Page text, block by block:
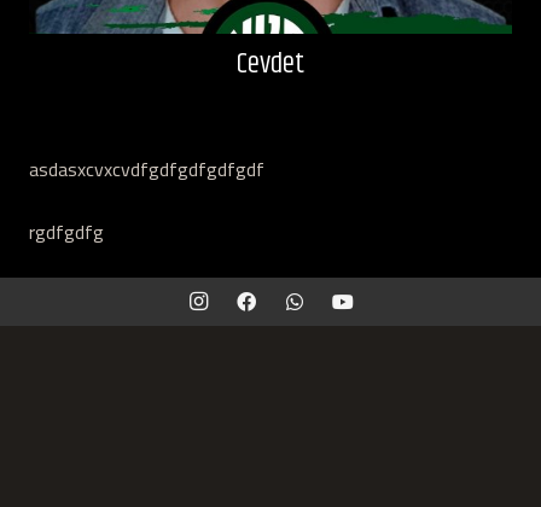
Cevdet
asdasxcvxcvdfgdfgdfgdfgdf
rgdfgdfg